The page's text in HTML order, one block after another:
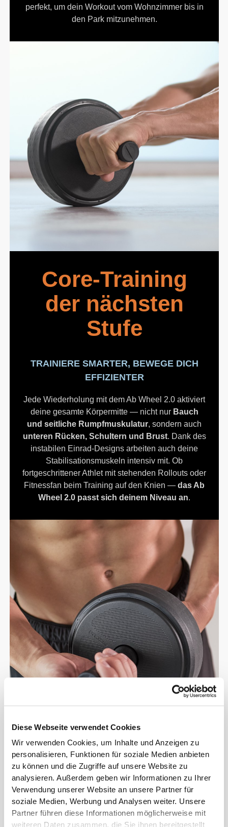
Diese Webseite verwendet Cookies
Wir verwenden Cookies, um Inhalte und Anzeigen zu
personalisieren, Funktionen für soziale Medien anbieten
zu können und die Zugriffe auf unsere Website zu
analysieren. Außerdem geben wir Informationen zu Ihrer
Verwendung unserer Website an unsere Partner für
soziale Medien, Werbung und Analysen weiter. Unsere
Partner führen diese Informationen möglicherweise mit
weiteren Daten zusammen, die Sie ihnen bereitgestellt
perfekt, um dein Workout vom Wohnzimmer bis in
den Park mitzunehmen.
Core-Training
der nächsten
Stufe
TRAINIERE SMARTER, BEWEGE DICH
EFFIZIENTER
Jede Wiederholung mit dem Ab Wheel 2.0 aktiviert
deine gesamte Körpermitte — nicht nur Bauch
und seitliche Rumpfmuskulatur, sondern auch
unteren Rücken, Schultern und Brust. Dank des
instabilen Einrad-Designs arbeiten auch deine
Stabilisationsmuskeln intensiv mit. Ob
fortgeschrittener Athlet mit stehenden Rollouts oder
Fitnessfan beim Training auf den Knien —das Ab
Wheel 2.0 passt sich deinem Niveau an.
FÜR HALT UND
KONTROLLE
KONSTRUIERT